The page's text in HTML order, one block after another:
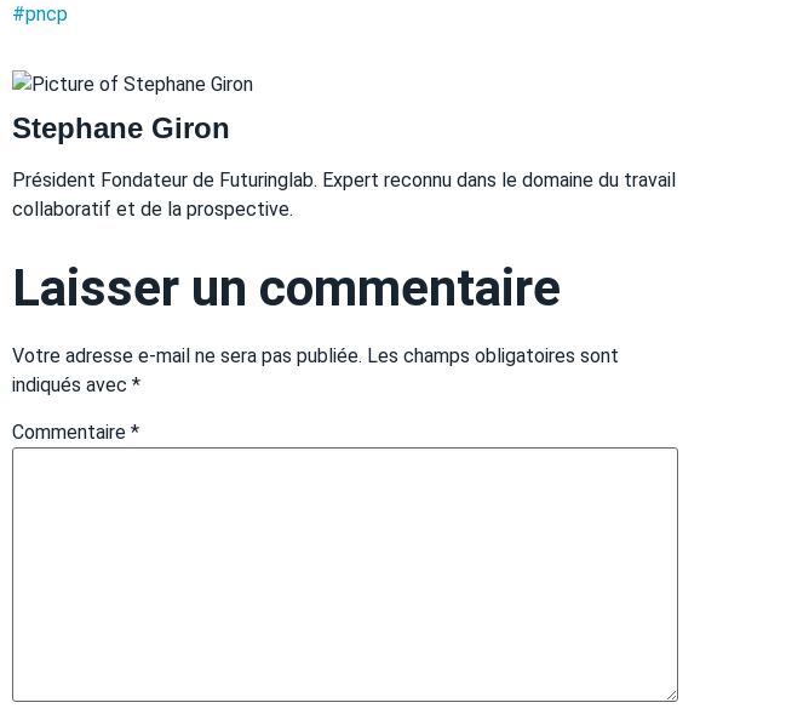
#pncp
Stephane Giron
Président Fondateur de Futuringlab. Expert reconnu dans le domaine du travail
collaboratif et de la prospective.
Laisser un commentaire
Votre adresse e-mail ne sera pas publiée. Les champs obligatoires sont
indiqués avec *
Commentaire *